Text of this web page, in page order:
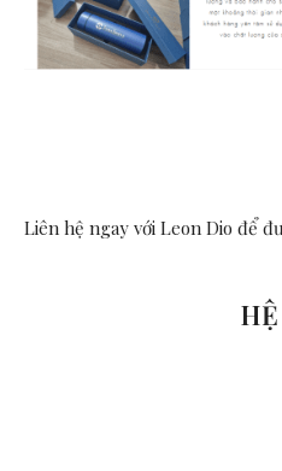
Liên hệ ngay với Leon Dio để